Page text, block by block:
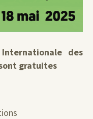
des
gratuites